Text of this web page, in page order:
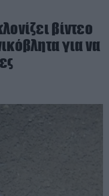
βίντεο
για να